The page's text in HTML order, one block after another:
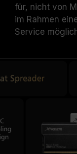
für, nicht von
im Rahmen
Service